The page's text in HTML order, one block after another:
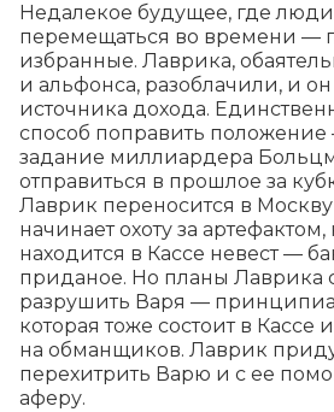
Недалекое будущее, где люди
перемещаться во времени —
избранные. Лаврика,
и альфонса, разоблачили, и он
источника дохода.
способ поправить
задание миллиардера
отправиться в прошлое за
Лаврик переносится в Москву
начинает охоту за
находится в Кассе невест —
приданое. Но планы Лаврика
разрушить Варя —
которая тоже состоит в Кассе
на обманщиков. Лаврик
перехитрить Варю и с ее
аферу.